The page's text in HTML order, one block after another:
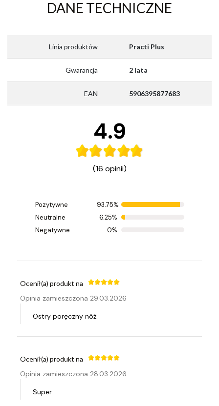
DANE TECHNICZNE
Linia produktów Practi Plus
Gwarancja 2 lata
EAN 5906395877683
4.9
(16 opinii)
Pozytywne
93.75%
Neutralne
6.25%
Negatywne
0%
Ocenił(a) produkt na
Opinia zamieszczona 29.03.2026
Ocenił(a) produkt na
Opinia zamieszczona 29.03.2026
Ostry poręczny nóż.
Ocenił(a) produkt na
Opinia zamieszczona 28.03.2026
Super